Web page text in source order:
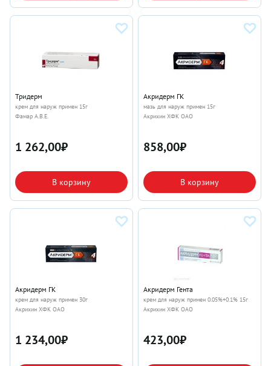
Тридерм
крем для наруж примен 15г
Фамар А.В.Е.
1 262,00₽
В корзину
Акридерм ГК
мазь для наруж примен 15г
Акрихин ХФК ОАО
858,00₽
В корзину
Акридерм ГК
крем для наруж примен 30г
Акрихин ХФК ОАО
1 234,00₽
Акридерм Гента
крем для наруж примен 0.05%+0.1% 15г
Акрихин ХФК ОАО
423,00₽